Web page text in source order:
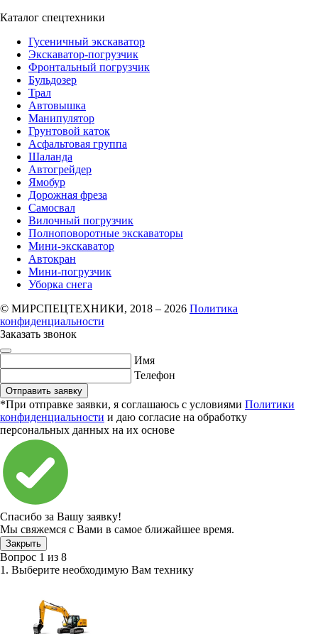
Каталог спецтехники
Гусеничный экскаватор
Экскаватор-погрузчик
Фронтальный погрузчик
Бульдозер
Трал
Автовышка
Манипулятор
Грунтовой каток
Асфальтовая группа
Шаланда
Автогрейдер
Ямобур
Дорожная фреза
Самосвал
Вилочный погрузчик
Полноповоротные экскаваторы
Мини-экскаватор
Автокран
Мини-погрузчик
Уборка снега
© МИРСПЕЦТЕХНИКИ, 2018 – 2026 Политика
конфиденциальности
Заказать звонок
Имя
Телефон
Отправить заявку
*При отправке заявки, я соглашаюсь с условиями Политики
конфиденциальности и даю согласие на обработку
персональных данных на их основе
Спасибо за Вашу заявку!
Мы свяжемся с Вами в самое ближайшее время.
Закрыть
Вопрос 1 из 8
1. Выберите необходимую Вам технику